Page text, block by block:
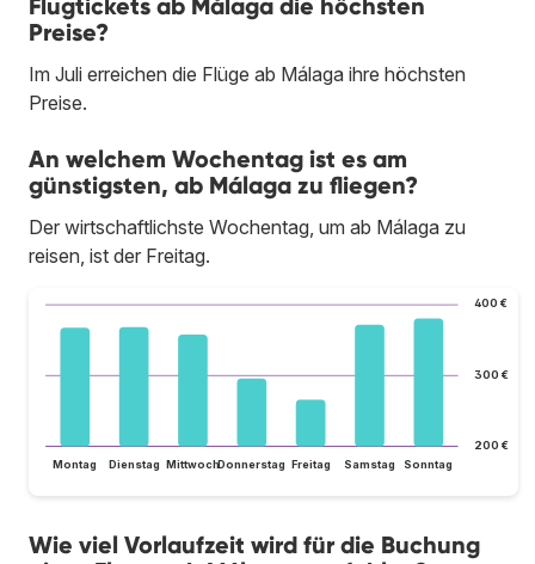
Flugtickets ab Málaga die höchsten
Preise?
Im Juli erreichen die Flüge ab Málaga ihre höchsten
Preise.
An welchem Wochentag ist es am
günstigsten, ab Málaga zu fliegen?
Der wirtschaftlichste Wochentag, um ab Málaga zu
reisen, ist der Freitag.
200 €
300 €
400 €
Montag Dienstag MittwochDonnerstag Freitag Samstag Sonntag
Wie viel Vorlaufzeit wird für die Buchung